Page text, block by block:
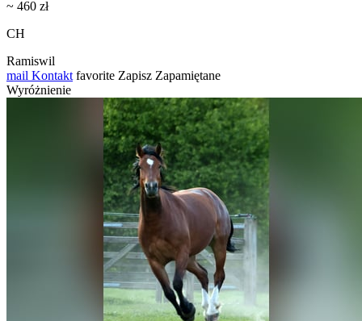
~ 460 zł
CH
Ramiswil
mail Kontakt favorite Zapisz Zapamiętane
Wyróżnienie